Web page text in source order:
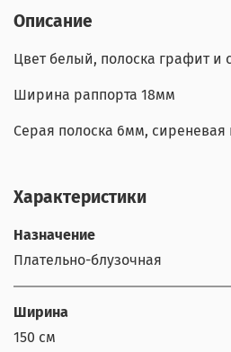
Описание
Цвет белый, полоска графит и
Ширина раппорта 18мм
Серая полоска 6мм, сиреневая
Характеристики
Назначение
Плательно-блузочная
Ширина
150 см